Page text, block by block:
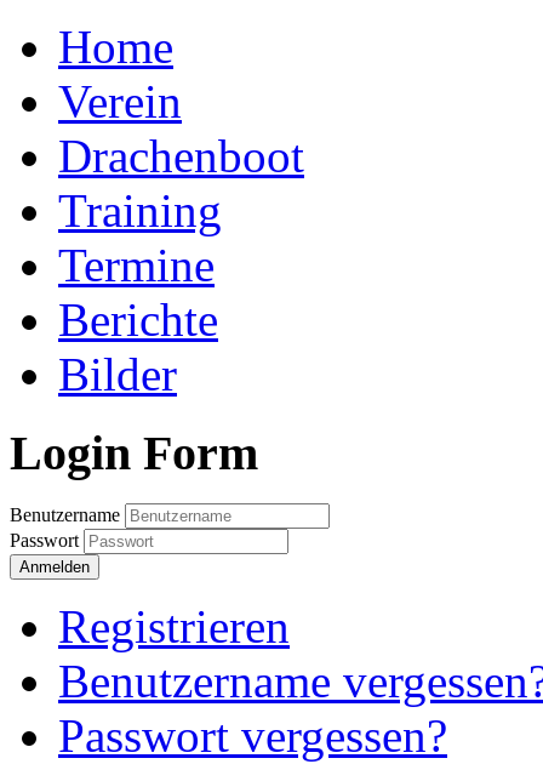
Home
Verein
Drachenboot
Training
Termine
Berichte
Bilder
Login Form
Benutzername
Passwort
Anmelden
Registrieren
Benutzername
Passwort vergessen?